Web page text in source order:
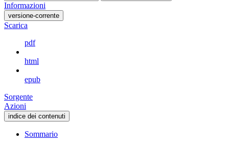
Informazioni
versione-corrente
Scarica
pdf
html
epub
Sorgente
Azioni
indice dei contenuti
Sommario